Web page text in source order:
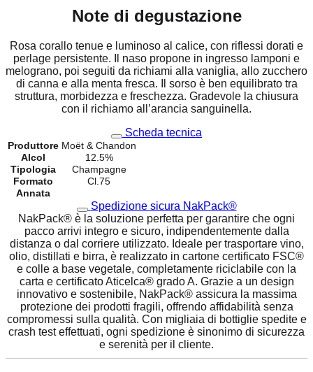
Note di degustazione
Rosa corallo tenue e luminoso al calice, con riflessi dorati e
perlage persistente. Il naso propone in ingresso lamponi e
melograno, poi seguiti da richiami alla vaniglia, allo zucchero
di canna e alla menta fresca. Il sorso è ben equilibrato tra
struttura, morbidezza e freschezza. Gradevole la chiusura
con il richiamo all’arancia sanguinella.
Scheda tecnica
Produttore Moët & Chandon
Alcol
12.5%
Tipologia
Champagne
Formato
Cl.75
Annata
Spedizione sicura NakPack®
NakPack® è la soluzione perfetta per garantire che ogni
pacco arrivi integro e sicuro, indipendentemente dalla
distanza o dal corriere utilizzato. Ideale per trasportare vino,
olio, distillati e birra, è realizzato in cartone certificato FSC®
e colle a base vegetale, completamente riciclabile con la
carta e certificato Aticelca® grado A. Grazie a un design
innovativo e sostenibile, NakPack® assicura la massima
protezione dei prodotti fragili, offrendo affidabilità senza
compromessi sulla qualità. Con migliaia di bottiglie spedite e
crash test effettuati, ogni spedizione è sinonimo di sicurezza
e serenità per il cliente.